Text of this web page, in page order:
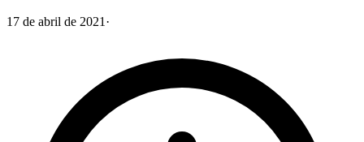
17 de abril de 2021 ·